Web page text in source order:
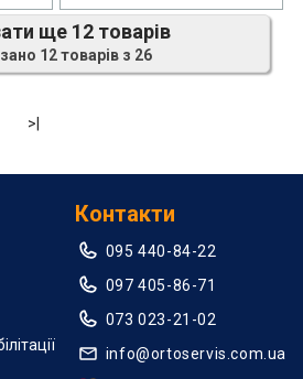
ще 12 товарів
12 товарів з 26
>|
Контакти
095 440-84-22
097 405-86-71
073 023-21-02
info@ortoservis.com.ua